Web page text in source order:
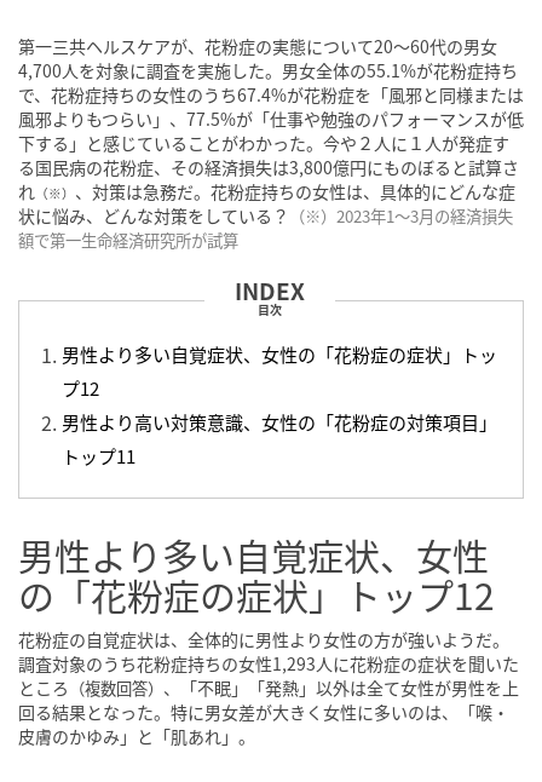
第一三共ヘルスケアが、花粉症の実態について20〜60代の男女
4,700人を対象に調査を実施した。男女全体の55.1%が花粉症持ち
で、花粉症持ちの女性のうち67.4%が花粉症を「風邪と同様または
風邪よりもつらい」、77.5%が「仕事や勉強のパフォーマンスが低
下する」と感じていることがわかった。今や２人に１人が発症す
る国民病の花粉症、その経済損失は3,800億円にものぼると試算さ
れ （※） 、対策は急務だ。花粉症持ちの女性は、具体的にどんな症
状に悩み、どんな対策をしている？
（※）2023年1〜3月の経済損失
額で第一生命経済研究所が試算
目次
男性より多い自覚症状、女性の「花粉症の症状」トッ
プ12
男性より高い対策意識、女性の「花粉症の対策項目」
トップ11
男性より多い自覚症状、女性
の「花粉症の症状」トップ12
花粉症の自覚症状は、全体的に男性より女性の方が強いようだ。
調査対象のうち花粉症持ちの女性1,293人に花粉症の症状を聞いた
ところ （複数回答） 、「不眠」「発熱」以外は全て女性が男性を上
回る結果となった。特に男女差が大きく女性に多いのは、「喉・
皮膚のかゆみ」と「肌あれ」。